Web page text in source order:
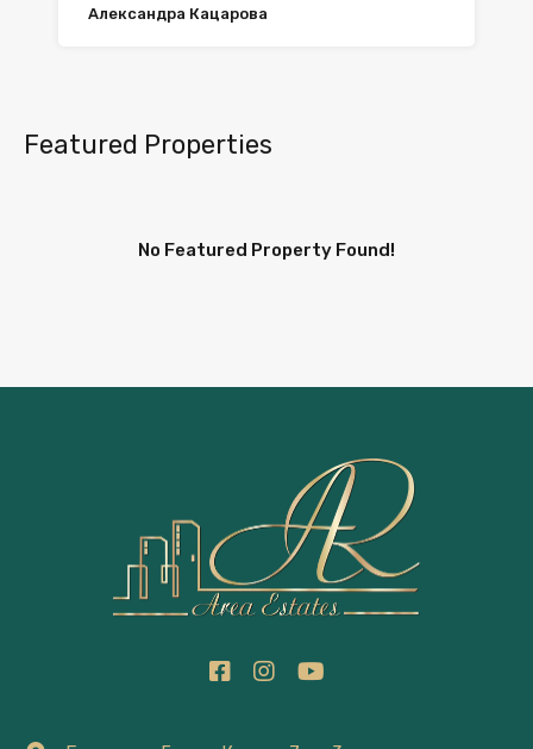
Александра Кацарова
Featured Properties
No Featured Property Found!